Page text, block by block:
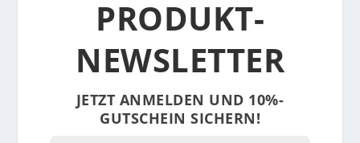
PRODUKT-
NEWSLETTER
JETZT ANMELDEN UND 10%-
GUTSCHEIN SICHERN!